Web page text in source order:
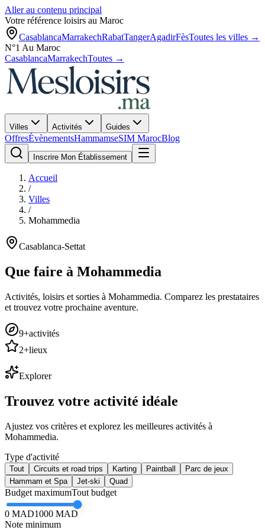
Aller au contenu principal
Votre référence loisirs au Maroc
CasablancaMarrakechRabatTangerAgadirFèsToutes les villes →
N°1 Au Maroc
CasablancaMarrakechToutes →
Villes Activités Guides
OffresÉvènementsHammamseSIM MarocBlog
Inscrire Mon Établissement
Accueil
/
Villes
/
Mohammedia
Casablanca-Settat
Que faire à Mohammedia
Activités, loisirs et sorties à Mohammedia. Comparez les prestataires
et trouvez votre prochaine aventure.
9+activités
2+lieux
Explorer
Trouvez votre activité idéale
Ajustez vos critères et explorez les meilleures activités à
Mohammedia.
Type d'activité
Tout Circuits et road trips Karting Paintball
Parc de jeux
Hammam et Spa
Jet-ski Quad
Budget maximumTout budget
0 MAD1000 MAD
Note minimum